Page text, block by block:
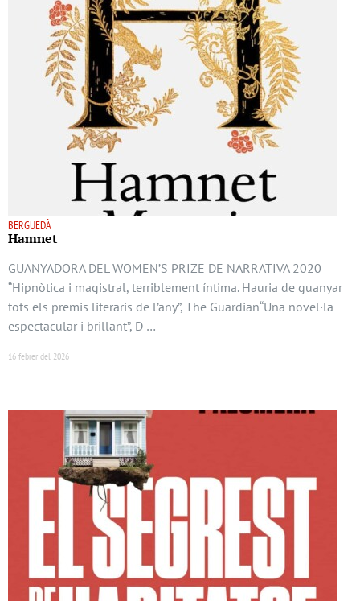
BERGUEDÀ
Hamnet
GUANYADORA DEL WOMEN’S PRIZE DE NARRATIVA 2020
“Hipnòtica i magistral, terriblement íntima. Hauria de guanyar
tots els premis literaris de l’any”, The Guardian“Una novel·la
espectacular i brillant”, D …
16 febrer del 2026